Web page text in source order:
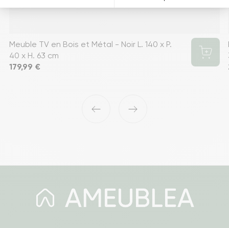
Meuble TV en Bois et Métal - Noir L. 140 x P.
40 x H. 63 cm
Prix
179,99 €
‹ ›